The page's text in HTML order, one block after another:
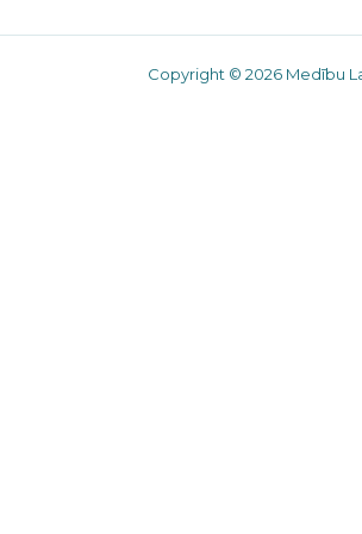
Copyright © 2026 Medību